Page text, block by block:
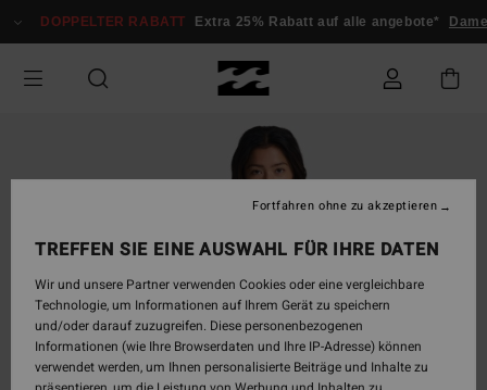
zur
springen
DOPPELTER RABATT Extra 25% Rabatt auf alle angebote*
TREFFEN SIE EINE AUSWAHL FÜR IHRE DATEN
Wir und unsere Partner verwenden Cookies oder eine vergleichbare
Technologie, um Informationen auf Ihrem Gerät zu speichern
und/oder darauf zuzugreifen. Diese personenbezogenen
Informationen (wie Ihre Browserdaten und Ihre IP-Adresse) können
verwendet werden, um Ihnen personalisierte Beiträge und Inhalte zu
Fortfahren ohne zu akzeptieren